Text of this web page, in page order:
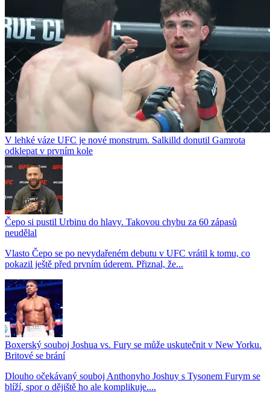
V lehké váze UFC je nové monstrum. Salkilld donutil Gamrota
odklepat v prvním kole
Čepo si pustil Urbinu do hlavy. Takovou chybu za 60 zápasů
neudělal
Vlasto Čepo se po nevydařeném debutu v UFC vrátil k tomu, co
pokazil ještě před prvním úderem. Přiznal, že...
Boxerský souboj Joshua vs. Fury se může uskutečnit v New Yorku.
Britové se brání
Dlouho očekávaný souboj Anthonyho Joshuy s Tysonem Furym se
blíží, spor o dějiště ho ale komplikuje....